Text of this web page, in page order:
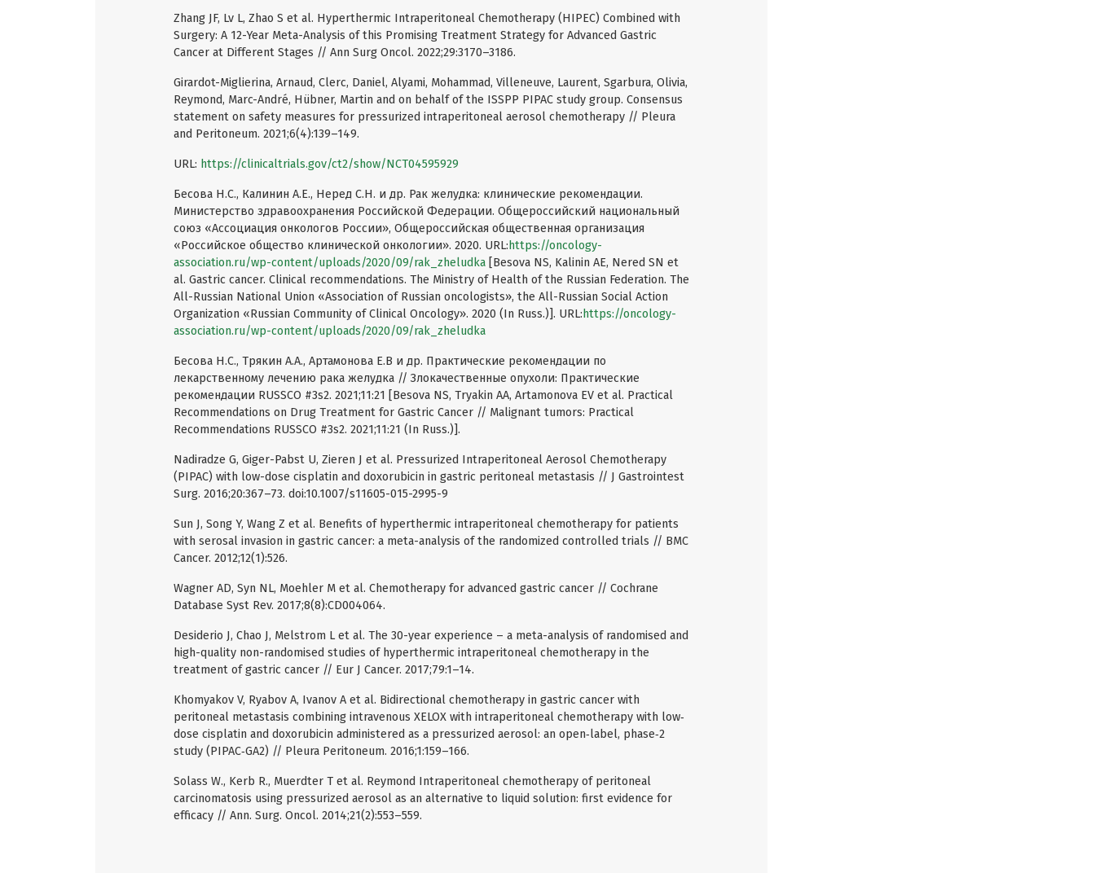
Zhang JF, Lv L, Zhao S et al. Hyperthermic Intraperitoneal Chemotherapy (HIPEC) Combined with
Surgery: A 12-Year Meta-Analysis of this Promising Treatment Strategy for Advanced Gastric
Cancer at Different Stages // Ann Surg Oncol. 2022;29:3170–3186.
Girardot-Miglierina, Arnaud, Clerc, Daniel, Alyami, Mohammad, Villeneuve, Laurent, Sgarbura, Olivia,
Reymond, Marc-André, Hübner, Martin and on behalf of the ISSPP PIPAC study group. Consensus
statement on safety measures for pressurized intraperitoneal aerosol chemotherapy // Pleura
and Peritoneum. 2021;6(4):139–149.
URL: https://clinicaltrials.gov/ct2/show/NCT04595929
Бесова Н.С., Калинин А.Е., Неред С.Н. и др. Рак желудка: клинические рекомендации.
Министерство здравоохранения Российской Федерации. Общероссийский национальный
союз «Ассоциация онкологов России», Общероссийская общественная организация
«Российское общество клинической онкологии». 2020. URL: https://oncology-
association.ru/wp-content/uploads/2020/09/rak_zheludka [Besova NS, Kalinin AE, Nered SN et
al. Gastric cancer. Clinical recommendations. The Ministry of Health of the Russian Federation. The
All-Russian National Union «Association of Russian oncologists», the All-Russian Social Action
Organization «Russian Community of Clinical Oncology». 2020 (In Russ.)]. URL: https://oncology-
association.ru/wp-content/uploads/2020/09/rak_zheludka
Бесова Н.С., Трякин А.А., Артамонова Е.В и др. Практические рекомендации по
лекарственному лечению рака желудка // Злокачественные опухоли: Практические
рекомендации RUSSCO #3s2. 2021;11:21 [Besova NS, Tryakin AA, Artamonova EV et al. Practical
Recommendations on Drug Treatment for Gastric Cancer // Malignant tumors: Practical
Recommendations RUSSCO #3s2. 2021;11:21 (In Russ.)].
Nadiradze G, Giger-Pabst U, Zieren J et al. Pressurized Intraperitoneal Aerosol Chemotherapy
(PIPAC) with low-dose cisplatin and doxorubicin in gastric peritoneal metastasis // J Gastrointest
Surg. 2016;20:367–73. doi:10.1007/s11605-015-2995-9
Sun J, Song Y, Wang Z et al. Benefits of hyperthermic intraperitoneal chemotherapy for patients
with serosal invasion in gastric cancer: a meta-analysis of the randomized controlled trials // BMC
Cancer. 2012;12(1):526.
Wagner AD, Syn NL, Moehler M et al. Chemotherapy for advanced gastric cancer // Cochrane
Database Syst Rev. 2017;8(8):CD004064.
Desiderio J, Chao J, Melstrom L et al. The 30-year experience – a meta-analysis of randomised and
high-quality non-randomised studies of hyperthermic intraperitoneal chemotherapy in the
treatment of gastric cancer // Eur J Cancer. 2017;79:1–14.
Khomyakov V, Ryabov A, Ivanov A et al. Bidirectional chemotherapy in gastric cancer with
peritoneal metastasis combining intravenous XELOX with intraperitoneal chemotherapy with low‐
dose cisplatin and doxorubicin administered as a pressurized aerosol: an open‐label, phase‐2
study (PIPAC‐GA2) // Pleura Peritoneum. 2016;1:159–166.
Solass W., Kerb R., Muerdter T et al. Reymond Intraperitoneal chemotherapy of peritoneal
carcinomatosis using pressurized aerosol as an alternative to liquid solution: first evidence for
efficacy // Ann. Surg. Oncol. 2014;21(2):553–559.